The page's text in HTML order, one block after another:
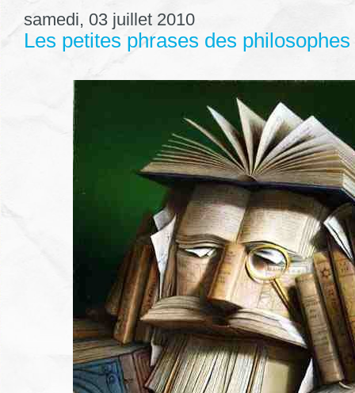
samedi, 03 juillet 2010
Les petites phrases des philosophes